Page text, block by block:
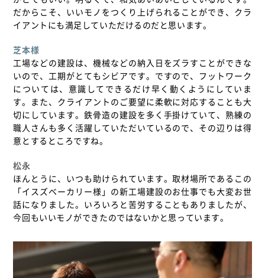
だからこそ、いいモノをつくり上げられることができ、クラ
イアントにも満足していただけるのだと思います。
芝本様
工場などの建設は、機械などの納入日をズラすことができな
いので、工期がとてもシビアです。ですので、フットワーク
については、意識してできるだけ早く動くようにしていま
す。また、クライアントのご要望に柔軟に対応することも大
切にしています。鉄骨造の建設を多く手掛けていて、熟練の
職人さんも多く活躍していただいているので、その辺りは得
意とするところですね。
松永
ほんとうに、いつも助けられています。取材場所であるこの
「イスズベーカリー様」の新工場建設のお仕事でも大変お世
話になりました。いろいろと苦労することもありましたが、
今回もいいモノができたのではないかと思っています。